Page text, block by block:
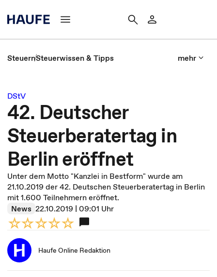
SteuernSteuerwissen & Tipps mehr
DStV
42. Deutscher
Steuerberatertag in
Berlin eröffnet
Unter dem Motto "Kanzlei in Bestform" wurde am
21.10.2019 der 42. Deutschen Steuerberatertag in Berlin
mit 1.600 Teilnehmern eröffnet.
News 22.10.2019 | 09:01 Uhr
Haufe Online Redaktion